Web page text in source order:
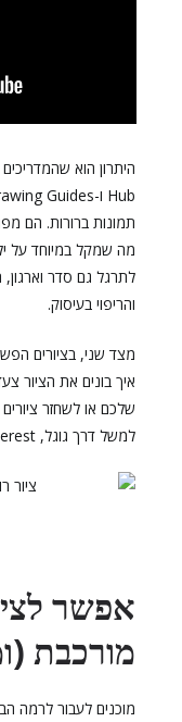
תמונות ברורות. הם
מה שמקל במיוחד על
לתרגל גם סדר וארגון,
והריפוי בעיסוק.
מצד שני, בציורים
איך בונים את הציור
שלכם או לשחזר
למשל דרך גוגל, Pinterest וכדומה.
אפשר
מורכבת
מוכנים לעבור לרמה